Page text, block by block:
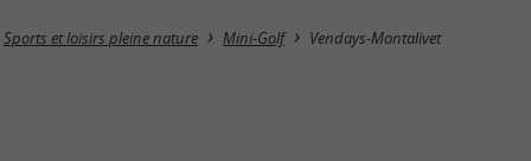
Masquer la carte
Sports et loisirs pleine nature Mini-Golf Vendays-Montalivet